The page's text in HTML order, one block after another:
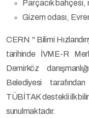
Parçacık bahçesi,
Gizem odası,
CERN " Bilimi
tarihinde İVME-R
Demirköz
Belediyesi
TÜBİTAK destekli ilk
sunulmaktadır.